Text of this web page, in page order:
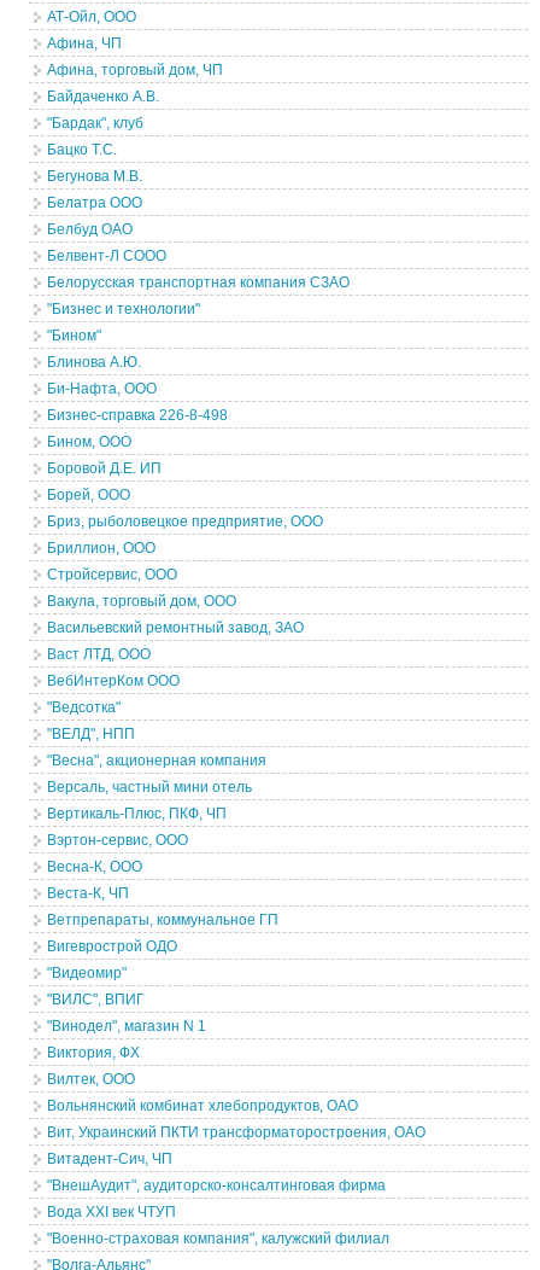
АТ-Ойл, ООО
Афина, ЧП
Афина, торговый дом, ЧП
Байдаченко А.В.
"Бардак", клуб
Бацко Т.С.
Бегунова М.В.
Белатра ООО
Белбуд ОАО
Белвент-Л СООО
Белорусская транспортная компания СЗАО
"Бизнес и технологии"
"Бином"
Блинова А.Ю.
Би-Нафта, ООО
Бизнес-справка 226-8-498
Бином, ООО
Боровой Д.Е. ИП
Борей, ООО
Бриз, рыболовецкое предприятие, ООО
Бриллион, ООО
Стройсервис, ООО
Вакула, торговый дом, ООО
Васильевский ремонтный завод, ЗАО
Васт ЛТД, ООО
ВебИнтерКом ООО
"Ведсотка"
"ВЕЛД", НПП
"Весна", акционерная компания
Версаль, частный мини отель
Вертикаль-Плюс, ПКФ, ЧП
Вэртон-сервис, ООО
Весна-К, ООО
Веста-К, ЧП
Ветпрепараты, коммунальное ГП
Вигеврострой ОДО
"Видеомир"
"ВИЛС", ВПИГ
"Винодел", магазин N 1
Виктория, ФХ
Вилтек, ООО
Вольнянский комбинат хлебопродуктов, ОАО
Вит, Украинский ПКТИ трансформаторостроения, ОАО
Витадент-Сич, ЧП
"ВнешАудит", аудиторско-консалтинговая фирма
Вода ХХI век ЧТУП
"Военно-страховая компания", калужский филиал
"Волга-Альянс"